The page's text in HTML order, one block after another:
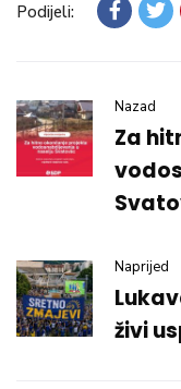
Podijeli:
Nazad
Za
Naprijed
živi